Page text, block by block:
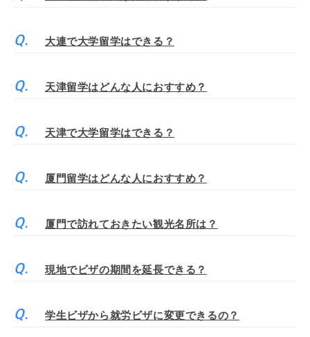
大連で大学留学はできる？
天津留学はどんな人におすすめ？
天津で大学留学はできる？
厦門留学はどんな人におすすめ？
厦門で訪れておきたい観光名所は？
現地でビザの期間を延長できる？
学生ビザから就労ビザに変更できるの？